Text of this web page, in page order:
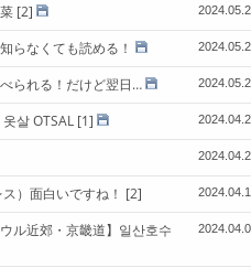
[2]
らなくても読める！
られる！だけど翌日…
살 OTSAL [1]
）面白いですね！ [2]
ル近郊・京畿道】일산호수